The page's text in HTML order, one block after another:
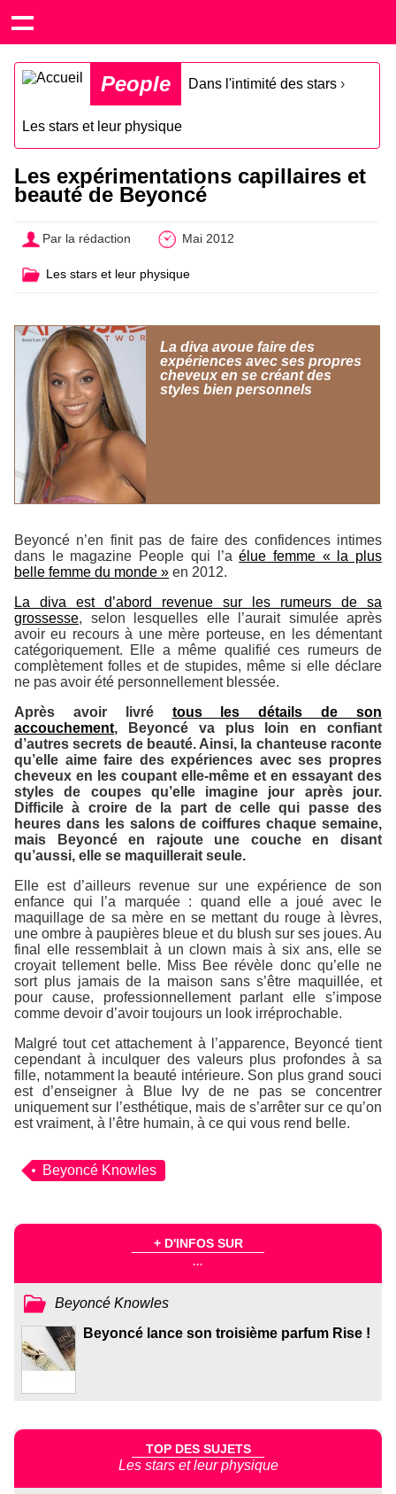
People Dans l'intimité des stars ›
Les stars et leur physique
Les expérimentations capillaires et
beauté de Beyoncé
Par la rédaction Mai 2012
Les stars et leur physique
La diva avoue faire des
expériences avec ses propres
cheveux en se créant des
styles bien personnels
Beyoncé n’en finit pas de faire des confidences intimes
dans le magazine People qui l’aélue femme « la plus
belle femme du monde » en 2012.
La diva est d’abord revenue sur les rumeurs de sa
grossesse, selon lesquelles elle l’aurait simulée après
avoir eu recours à une mère porteuse, en les démentant
catégoriquement. Elle a même qualifié ces rumeurs de
complètement folles et de stupides, même si elle déclare
ne pas avoir été personnellement blessée.
Après avoir livré tous les détails de son
accouchement, Beyoncé va plus loin en confiant
d’autres secrets de beauté. Ainsi, la chanteuse raconte
qu’elle aime faire des expériences avec ses propres
cheveux en les coupant elle-même et en essayant des
styles de coupes qu’elle imagine jour après jour.
Difficile à croire de la part de celle qui passe des
heures dans les salons de coiffures chaque semaine,
mais Beyoncé en rajoute une couche en disant
qu’aussi, elle se maquillerait seule.
Elle est d’ailleurs revenue sur une expérience de son
enfance qui l’a marquée : quand elle a joué avec le
maquillage de sa mère en se mettant du rouge à lèvres,
une ombre à paupières bleue et du blush sur ses joues. Au
final elle ressemblait à un clown mais à six ans, elle se
croyait tellement belle. Miss Bee révèle donc qu’elle ne
sort plus jamais de la maison sans s’être maquillée, et
pour cause, professionnellement parlant elle s’impose
comme devoir d’avoir toujours un look irréprochable.
Malgré tout cet attachement à l’apparence, Beyoncé tient
cependant à inculquer des valeurs plus profondes à sa
fille, notamment la beauté intérieure. Son plus grand souci
est d’enseigner à Blue Ivy de ne pas se concentrer
uniquement sur l’esthétique, mais de s’arrêter sur ce qu’on
est vraiment, à l’être humain, à ce qui vous rend belle.
Beyoncé Knowles
+ D'INFOS SUR
...
Beyoncé Knowles
Beyoncé lance son troisième parfum Rise !
TOP DES SUJETS
Les stars et leur physique